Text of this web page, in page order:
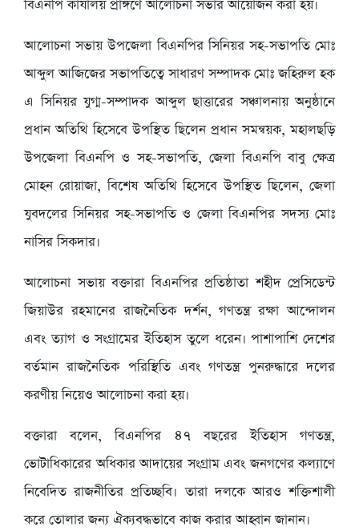
বিএনপি কার্যালয় প্রাঙ্গণে আলোচনা সভার আয়োজন করা হয়।
আলোচনা সভায় উপজেলা বিএনপির সিনিয়র সহ-সভাপতি মোঃ
আব্দুল আজিজের সভাপতিত্বে সাধারণ সম্পাদক মোঃ জহিরুল হক
এ সিনিয়র যুগ্ম-সম্পাদক আব্দুল ছাত্তারের সঞ্চালনায় অনুষ্ঠানে
প্রধান অতিথি হিসেবে উপস্থিত ছিলেন প্রধান সমন্বয়ক, মহালছড়ি
উপজেলা বিএনপি ও সহ-সভাপতি, জেলা বিএনপি বাবু ক্ষেত্র
মোহন রোয়াজা, বিশেষ অতিথি হিসেবে উপস্থিত ছিলেন, জেলা
যুবদলের সিনিয়র সহ-সভাপতি ও জেলা বিএনপির সদস্য মোঃ
নাসির সিকদার।
আলোচনা সভায় বক্তারা বিএনপির প্রতিষ্ঠাতা শহীদ প্রেসিডেন্ট
জিয়াউর রহমানের রাজনৈতিক দর্শন, গণতন্ত্র রক্ষা আন্দোলন
এবং ত্যাগ ও সংগ্রামের ইতিহাস তুলে ধরেন। পাশাপাশি দেশের
বর্তমান রাজনৈতিক পরিস্থিতি এবং গণতন্ত্র পুনরুদ্ধারে দলের
করণীয় নিয়েও আলোচনা করা হয়।
বক্তারা বলেন, বিএনপির ৪৭ বছরের ইতিহাস গণতন্ত্র,
ভোটাধিকারের অধিকার আদায়ের সংগ্রাম এবং জনগণের কল্যাণে
নিবেদিত রাজনীতির প্রতিচ্ছবি। তারা দলকে আরও শক্তিশালী
করে তোলার জন্য ঐক্যবদ্ধভাবে কাজ করার আহ্বান জানান।